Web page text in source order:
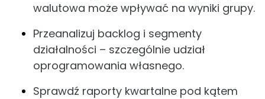
walutowa może wpływać na wyniki grupy.
Przeanalizuj backlog i segmenty
działalności – szczególnie udział
oprogramowania własnego.
Sprawdź raporty kwartalne pod kątem